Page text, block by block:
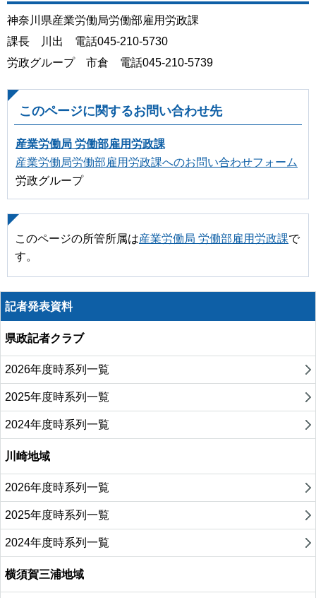
神奈川県産業労働局労働部雇用労政課
課長 川出 電話045-210-5730
労政グループ 市倉 電話045-210-5739
このページに関するお問い合わせ先
産業労働局 労働部雇用労政課
産業労働局労働部雇用労政課へのお問い合わせフォーム
労政グループ
このページの所管所属は産業労働局 労働部雇用労政課で
す。
記者発表資料
県政記者クラブ
2026年度時系列一覧
2025年度時系列一覧
2024年度時系列一覧
川崎地域
2026年度時系列一覧
2025年度時系列一覧
2024年度時系列一覧
横須賀三浦地域